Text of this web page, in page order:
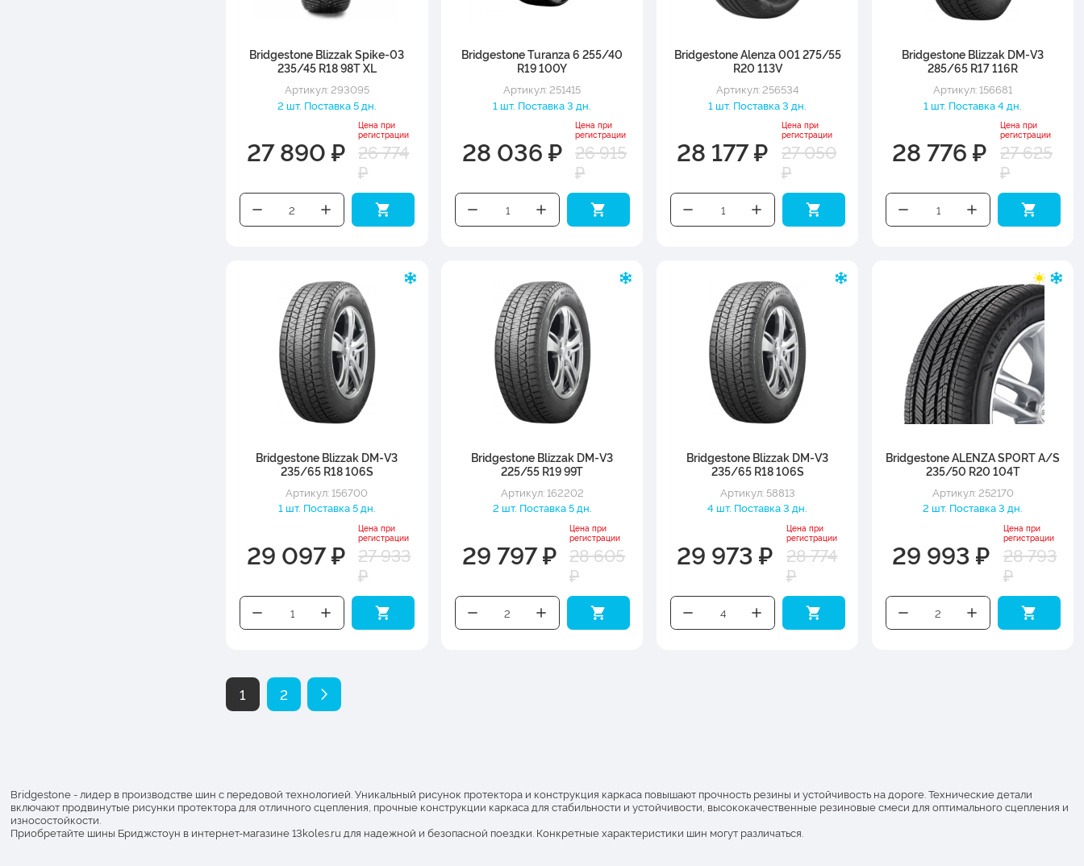
Bridgestone Blizzak Spike-03
235/45 R18 98T XL
Артикул: 293095
2 шт. Поставка 5 дн.
27 890 ₽
Цена при
регистрации
26 774
₽
Bridgestone Turanza 6 255/40
R19 100Y
Артикул: 251415
1 шт. Поставка 3 дн.
28 036 ₽
Цена при
регистрации
26 915
₽
Bridgestone Alenza 001 275/55
R20 113V
Артикул: 256534
1 шт. Поставка 3 дн.
28 177 ₽
Цена при
регистрации
27 050
₽
Bridgestone Blizzak DM-V3
285/65 R17 116R
Артикул: 156681
1 шт. Поставка 4 дн.
28 776 ₽
Цена при
регистрации
27 625
₽
Bridgestone Blizzak DM-V3
235/65 R18 106S
Артикул: 156700
1 шт. Поставка 5 дн.
29 097 ₽
Цена при
регистрации
27 933
₽
Bridgestone Blizzak DM-V3
225/55 R19 99T
Артикул: 162202
2 шт. Поставка 5 дн.
29 797 ₽
Цена при
регистрации
28 605
₽
Bridgestone Blizzak DM-V3
235/65 R18 106S
Артикул: 58813
4 шт. Поставка 3 дн.
29 973 ₽
Цена при
регистрации
28 774
₽
Bridgestone ALENZA SPORT A/S
235/50 R20 104T
Артикул: 252170
2 шт. Поставка 3 дн.
29 993 ₽
Цена при
регистрации
28 793
₽
1 2
Bridgestone - лидер в производстве шин с передовой технологией. Уникальный рисунок протектора и конструкция каркаса повышают прочность резины и устойчивость на дороге. Технические детали
включают продвинутые рисунки протектора для отличного сцепления, прочные конструкции каркаса для стабильности и устойчивости, высококачественные резиновые смеси для оптимального сцепления и
износостойкости.
Приобретайте шины Бриджстоун в интернет-магазине 13koles.ru для надежной и безопасной поездки. Конкретные характеристики шин могут различаться.